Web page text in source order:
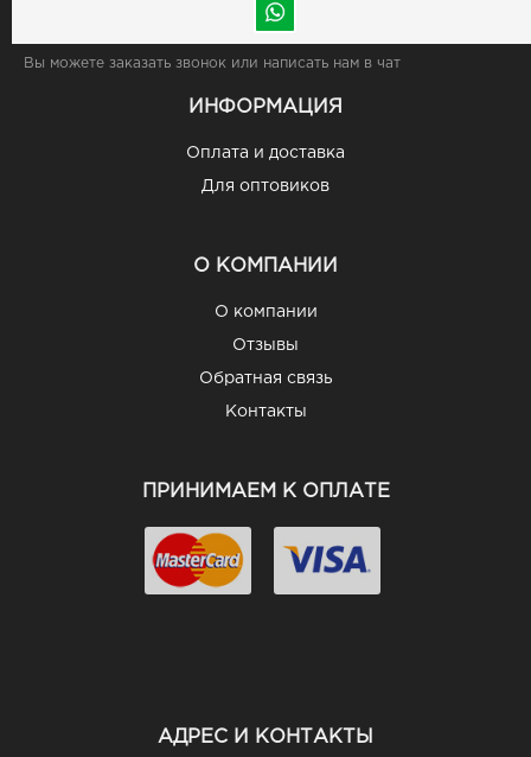
Вы можете заказать звонок или написать нам в чат
ИНФОРМАЦИЯ
Оплата и доставка
Для оптовиков
О КОМПАНИИ
О компании
Отзывы
Обратная связь
Контакты
ПРИНИМАЕМ К ОПЛАТЕ
АДРЕС И КОНТАКТЫ